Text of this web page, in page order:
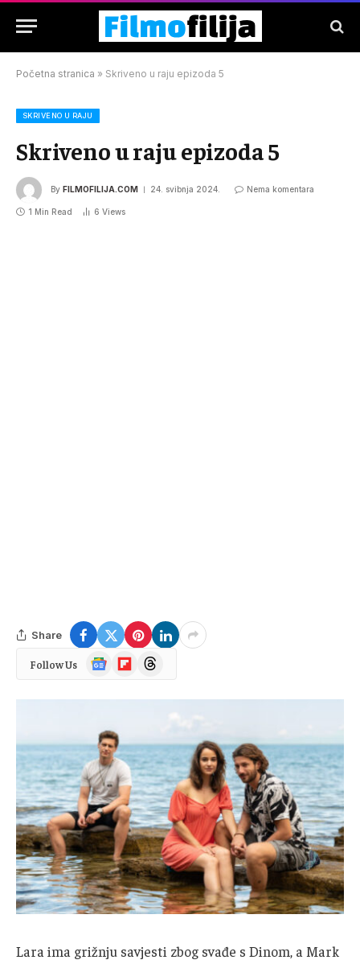
Početna stranica » Skriveno u raju epizoda 5
SKRIVENO U RAJU
Skriveno u raju epizoda 5
By FILMOFILIJA.COM 24. svibnja 2024. Nema komentara
1 Min Read 6 Views
Share
Follow Us
Google
News
FlipboardThreads
Lara ima grižnju savjesti zbog svađe s Dinom, a Mark